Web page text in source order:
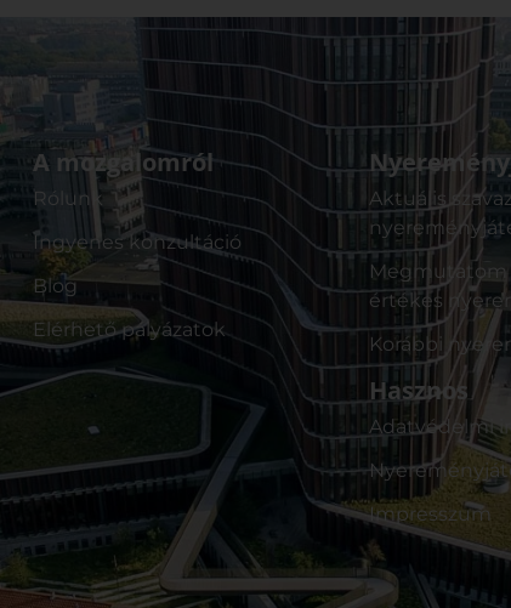
A mozgalomról
Rólunk
Ingyenes konzultáció
Blog
Elérhető pályázatok
Aktuális
Megmutatom
értékes
Korábbi
Hasznos
Adatvédelmi
Impresszum